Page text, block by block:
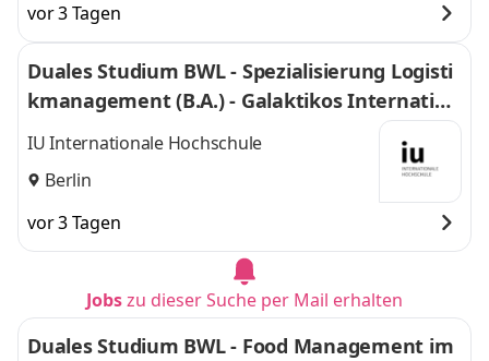
vor 3 Tagen
Duales Studium BWL - Spezialisierung Logisti
kmanagement (B.A.) - Galaktikos Internation
al Spedition und Handelsgesellsch. mbH
IU Internationale Hochschule
Berlin
vor 3 Tagen
Jobszu dieser Suche per Mail erhalten
Duales Studium BWL - Food Management im